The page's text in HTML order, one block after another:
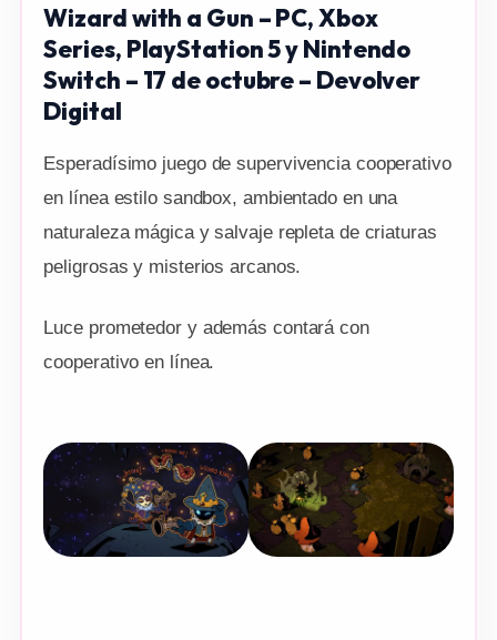
Wizard with a Gun – PC, Xbox
Series, PlayStation 5 y Nintendo
Switch – 17 de octubre – Devolver
Digital
Esperadísimo juego de supervivencia cooperativo
en línea estilo sandbox, ambientado en una
naturaleza mágica y salvaje repleta de criaturas
peligrosas y misterios arcanos.
Luce prometedor y además contará con
cooperativo en línea.